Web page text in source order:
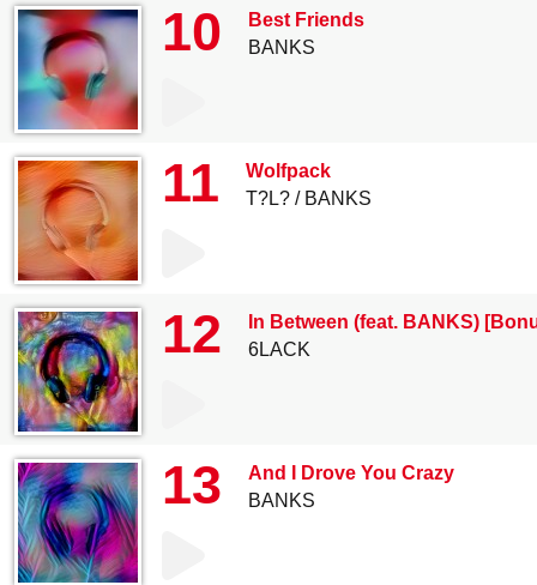
10
Best Friends
BANKS
11
Wolfpack
T?L?
BANKS
12
In Between (feat. BANKS)
6LACK
13
And I Drove You Crazy
BANKS